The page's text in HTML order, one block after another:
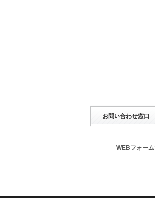
お問い合わせ窓口
WEBフォー